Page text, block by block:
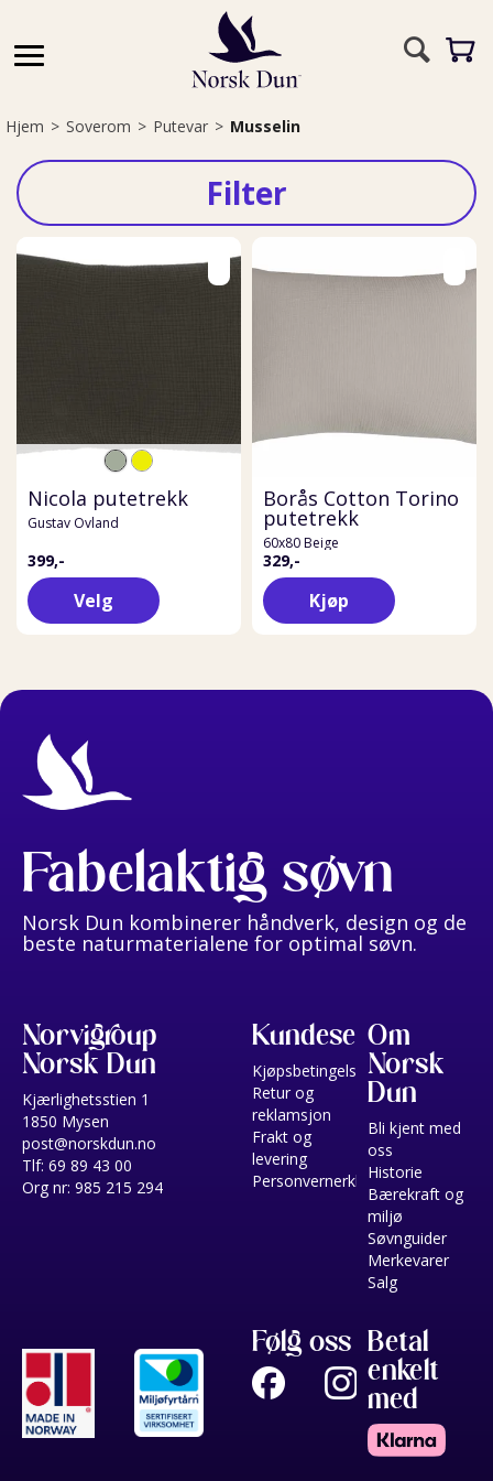
Hjem>Soverom>Putevar>Musselin
Filter
Nicola putetrekk
Gustav Ovland
399,-
Velg
Borås Cotton Torino
putetrekk
60x80 Beige
329,-
Kjøp
Fabelaktig søvn
Norsk Dun kombinerer håndverk, design og de
beste naturmaterialene for optimal søvn.
Norvigroup
Norsk Dun
Kjærlighetsstien 1
1850 Mysen
post@norskdun.no
Tlf: 69 89 43 00
Org nr: 985 215 294
Kundeservice
Kjøpsbetingelser
Retur og
reklamsjon
Frakt og
levering
Personvernerklæring
Om
Norsk
Dun
Bli kjent med
oss
Historie
Bærekraft og
miljø
Søvnguider
Merkevarer
Salg
Følg oss Betal
enkelt
med